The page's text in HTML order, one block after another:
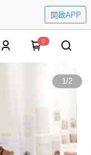
開啟APP
0
1/2